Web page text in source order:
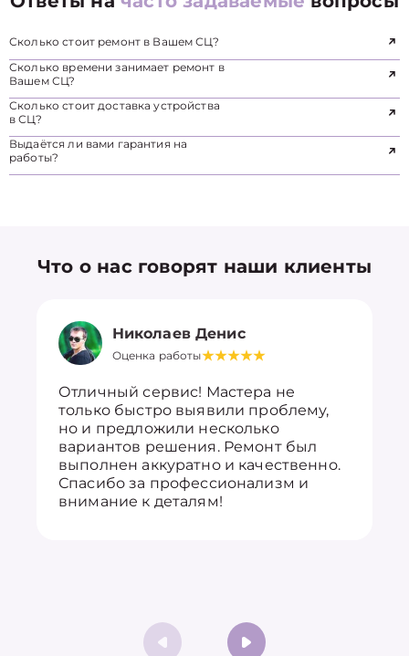
Сколько стоит ремонт в Вашем СЦ?
Сколько времени занимает ремонт в
Вашем СЦ?
Сколько стоит доставка устройства
в СЦ?
Выдаётся ли вами гарантия на
работы?
Что о нас говорят наши клиенты
Николаев Денис
Оценка работы
Отличный сервис! Мастера не
только быстро выявили проблему,
но и предложили несколько
вариантов решения. Ремонт был
выполнен аккуратно и качественно.
Спасибо за профессионализм и
внимание к деталям!